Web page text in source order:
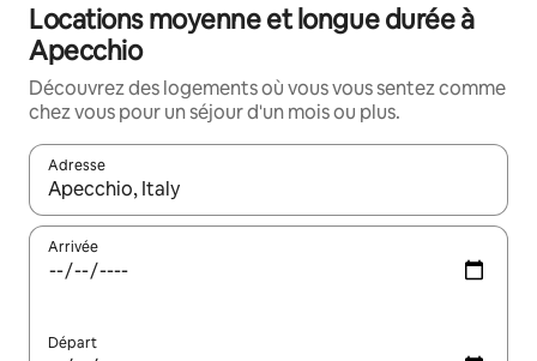
Locations moyenne et longue durée à
Apecchio
Découvrez des logements où vous vous sentez comme
chez vous pour un séjour d'un mois ou plus.
Adresse
Lorsque les résultats s'affichent, utilisez les flèches vers le
Arrivée
Départ